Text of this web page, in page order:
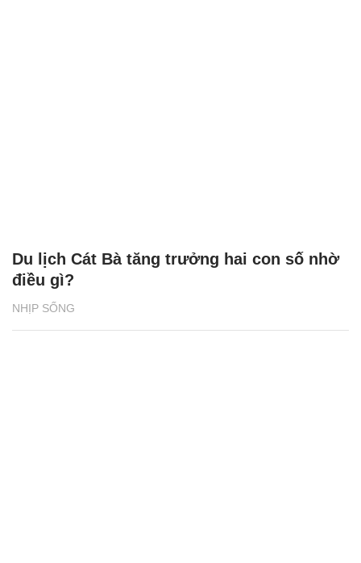
NHỊP SỐNG
Du lịch Cát Bà tăng trưởng hai con số nhờ
điều gì?